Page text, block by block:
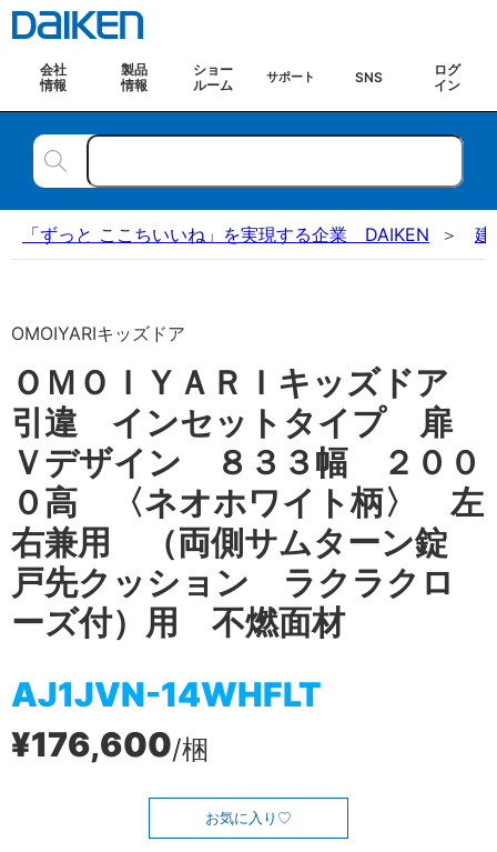
会社
情報
製品
情報
ショー
ルーム
サポート SNS
ログ
イン
「ずっと ここちいいね」を実現する企業 DAIKEN 建
OMOIYARIキッズドア
ＯＭＯＩＹＡＲＩキッズドア
引違 インセットタイプ 扉
Ｖデザイン ８３３幅 ２００
０高 〈ネオホワイト柄〉 左
右兼用 （両側サムターン錠
戸先クッション ラクラクロ
ーズ付）用 不燃面材
AJ1JVN-14WHFLT
¥176,600/梱
お気に入り